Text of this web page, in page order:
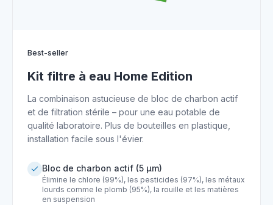
Best-seller
Kit filtre à eau Home Edition
La combinaison astucieuse de bloc de charbon actif
et de filtration stérile – pour une eau potable de
qualité laboratoire. Plus de bouteilles en plastique,
installation facile sous l'évier.
Bloc de charbon actif (5 µm)
Élimine le chlore (99%), les pesticides (97%), les métaux
lourds comme le plomb (95%), la rouille et les matières
en suspension